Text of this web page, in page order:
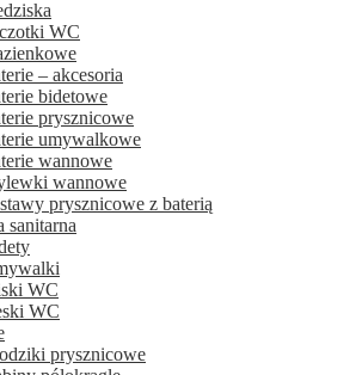
WC
– akcesoria
bidetowe
prysznicowe
umywalkowe
wannowe
wannowe
prysznicowe z baterią
sanitarna
WC
WC
prysznicowe